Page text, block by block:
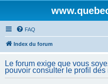
FAQ
Index du forum
Le forum exige que vous
pouvoir consulter le profil des